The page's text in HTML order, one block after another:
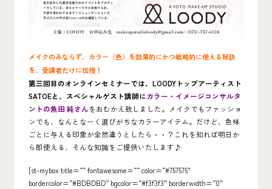
メイクのみならず、カラー（色）を効果的にかつ戦略的に使える秘訣
を、受講者だけに伝授！
第三回目のオンラインセミナーでは、LOODYトップアーティスト
SATOEと、スペシャルゲスト講師にカラー・イメージコンサルタ
ントの魚田 純さんをおむかえ致しました。メイクでもファッショ
ンでも、なんとなーく選びがちなカラーアイテム。だけど、色味
ごとに与える印象が全然違うとしたら・・？これを知れば明日か
ら即使える、そんな知識をご提供いたします♪
[st-mybox title=”” fontawesome=”” color=”#757575″
bordercolor=”#BDBDBD” bgcolor=”#f3f3f3″ borderwidth=”0″